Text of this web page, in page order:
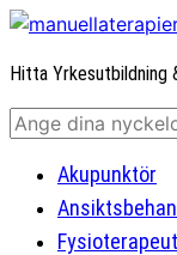
Hitta Yrkesutbildning
Akupunktör
Fysioterapeut